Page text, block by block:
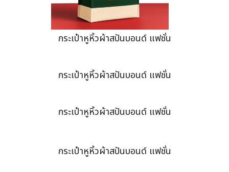
กระเป๋าหูหิ้วผ้าสปันบอนด์ แฟชั่น
กระเป๋าหูหิ้วผ้าสปันบอนด์ แฟชั่น
กระเป๋าหูหิ้วผ้าสปันบอนด์ แฟชั่น
กระเป๋าหูหิ้วผ้าสปันบอนด์ แฟชั่น